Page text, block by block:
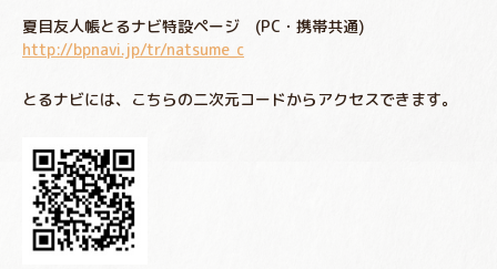
夏目友人帳とるナビ特設ページ (PC・携帯共通)
http://bpnavi.jp/tr/natsume_c
とるナビには、こちらの二次元コードからアクセスできます。